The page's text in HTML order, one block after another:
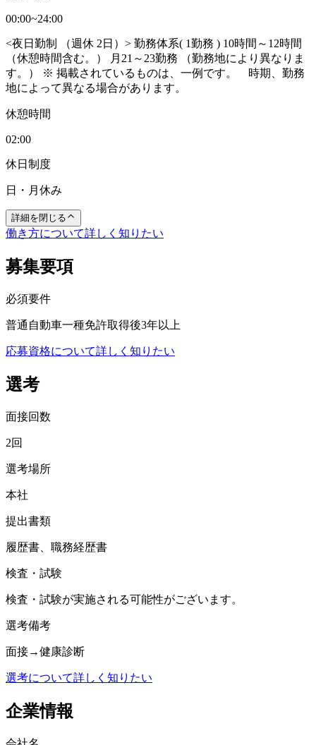
00:00~24:00
<夜日勤制 （週休 2日）> 勤務体系( 1勤務 ) 10時間～12時間
（休憩時間含む。） 月21～23勤務 （勤務地により異なりま
す。） ※ 掲載されているものは、一例です。 時期、勤務
地によって異なる場合があります。
休憩時間
02:00
休日制度
日・月休み
詳細を閉じる
働き方について詳しく知りたい
募集要項
必須要件
普通自動車一種免許取得後3年以上
応募資格について詳しく知りたい
選考
面接回数
2回
選考場所
本社
提出書類
履歴書、職務経歴書
検査・試験
検査・試験が実施される可能性がございます。
選考備考
面接→健康診断
選考について詳しく知りたい
企業情報